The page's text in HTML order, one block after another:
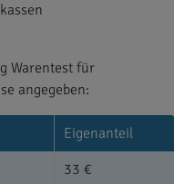
Warentest für
angegeben:
Eigenanteil
33 €